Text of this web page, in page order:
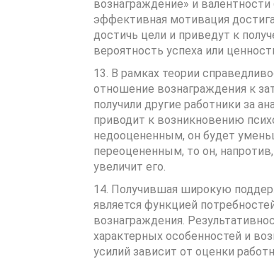
вознаграждение» и
эффективная мотивация
достичь цели и приведут к
вероятность успеха или
13. В рамках теории
отношение вознаграждения к
получили другие работники за
приводит к возникновению
недооцененным, он будет
переоцененным, то он,
увеличит его.
14. Получившая широкую
является функцией
вознаграждения.
характерных особенностей и
усилий зависит от оценки